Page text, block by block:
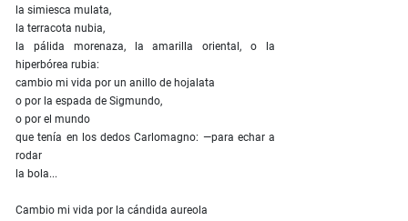
la simiesca mulata,
la terracota nubia,
la pálida morenaza, la amarilla oriental, o la
hiperbórea rubia:
cambio mi vida por un anillo de hojalata
o por la espada de Sigmundo,
o por el mundo
que tenía en los dedos Carlomagno: —para echar a
rodar
la bola...
Cambio mi vida por la cándida aureola